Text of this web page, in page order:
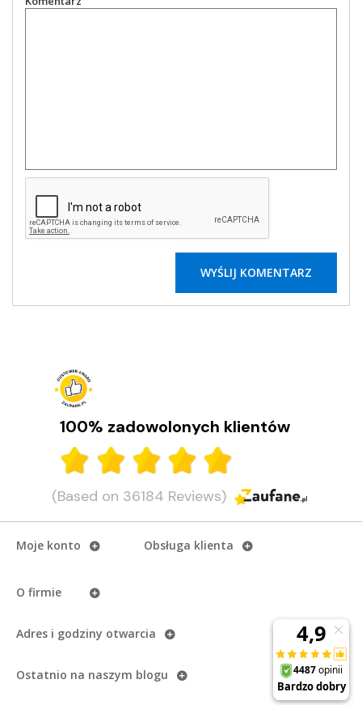
100% zadowolonych klientów
(Based on 36184 Reviews)
Moje konto
O firmie
Obsługa klienta
Adres i godziny otwarcia
Ostatnio na naszym blogu